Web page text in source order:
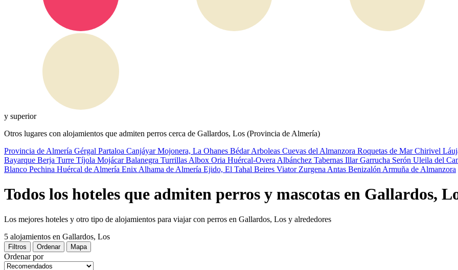
y superior
Otros lugares con alojamientos que admiten perros cerca de Gallardos, Los (Provincia de Almería)
Provincia de Almería Gérgal Partaloa CanjáyarMojonera, La Ohanes BédarArboleas Cuevas del Almanzora Roquetas de MarChirivel
Bayarque Berja Turre Tíjola MojácarBalanegra Turrillas Albox Oria Huércal-Overa Albánchez Tabernas IllarGarrucha Serón Uleila del
Blanco Pechina Huércal de Almería Enix Alhama de Almería Ejido, El Tahal Beires Viator Zurgena Antas Benizalón Armuña de Almanzora
Todos los hoteles que admiten perros y mascotas en Gallardos,
Los mejores hoteles y otro tipo de alojamientos para viajar con perros en Gallardos, Los y alrededores
5 alojamientos en Gallardos, Los
Filtros Ordenar Mapa
Ordenar por